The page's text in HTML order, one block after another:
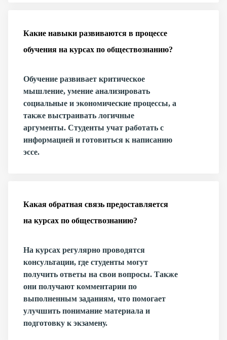
Какие навыки развиваются в процессе
обучения на курсах по обществознанию?
Обучение развивает критическое
мышление, умение анализировать
социальные и экономические процессы, а
также выстраивать логичные
аргументы. Студенты учат работать с
информацией и готовиться к написанию
эссе.
Какая обратная связь предоставляется
на курсах по обществознанию?
На курсах регулярно проводятся
консультации, где студенты могут
получить ответы на свои вопросы. Также
они получают комментарии по
выполненным заданиям, что помогает
улучшить понимание материала и
подготовку к экзамену.